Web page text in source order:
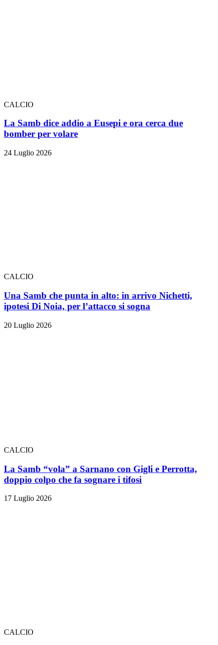
CALCIO
La Samb dice addio a Eusepi e ora cerca due
bomber per volare
24 Luglio 2026
CALCIO
Una Samb che punta in alto: in arrivo Nichetti,
ipotesi Di Noia, per l’attacco si sogna
20 Luglio 2026
CALCIO
La Samb “vola” a Sarnano con Gigli e Perrotta,
doppio colpo che fa sognare i tifosi
17 Luglio 2026
CALCIO